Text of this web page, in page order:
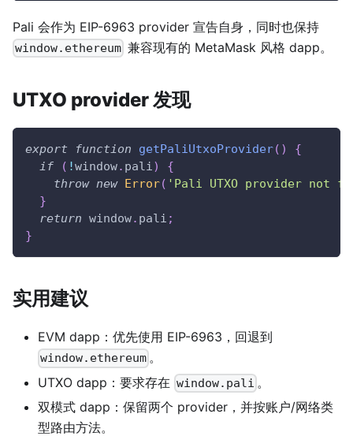
Pali 会作为 EIP-6963 provider 宣告自身，同时也保持
window.ethereum 兼容现有的 MetaMask 风格 dapp。
UTXO provider 发现
export function getPaliUtxoProvider( )
{
if
( !window. pali)
{
throw new Error( 'Pali UTXO provider not
}
return window. pali ;
}
实用建议
EVM dapp：优先使用 EIP-6963，回退到
window.ethereum 。
UTXO dapp：要求存在 window.pali 。
双模式 dapp：保留两个 provider，并按账户/网络类
型路由方法。